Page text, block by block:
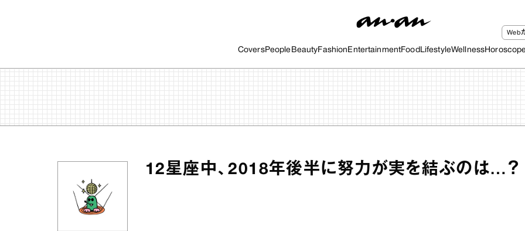
CoversPeople BeautyFashion EntertainmentFood LifestyleWellness
Web
12星座中、2018年後半に努力が実を結ぶのは…？